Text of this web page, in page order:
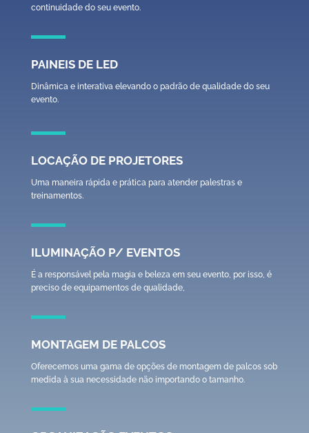
continuidade do seu evento.
PAINEIS DE LED
Dinâmica e interativa elevando o padrão de qualidade do seu
evento.
LOCAÇÃO DE PROJETORES
Uma maneira rápida e prática para atender palestras e
treinamentos.
ILUMINAÇÃO P/ EVENTOS
É a responsável pela magia e beleza em seu evento, por isso, é
preciso de equipamentos de qualidade,
MONTAGEM DE PALCOS
Oferecemos uma gama de opções de montagem de palcos sob
medida à sua necessidade não importando o tamanho.